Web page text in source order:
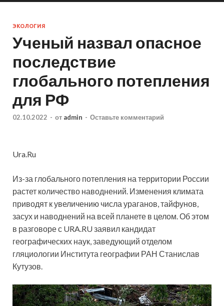
ЭКОЛОГИЯ
Ученый назвал опасное
последствие
глобального потепления
для РФ
02.10.2022 - от admin - Оставьте комментарий
Ura.Ru
Из-за глобального потепления на территории России
растет количество наводнений. Изменения климата
приводят к увеличению числа ураганов, тайфунов,
засух и наводнений на всей планете в целом. Об этом
в разговоре с URA.RU заявил кандидат
географических наук, заведующий отделом
гляциологии Института географии РАН Станислав
Кутузов.